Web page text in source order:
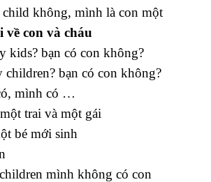
không, mình là con một
con và cháu
kids? bạn có con không?
children? bạn có con không?
mình có …
trai và một gái
bé mới sinh
mình không có con